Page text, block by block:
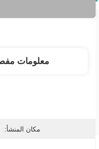
معلومات
مكان المنشأ: